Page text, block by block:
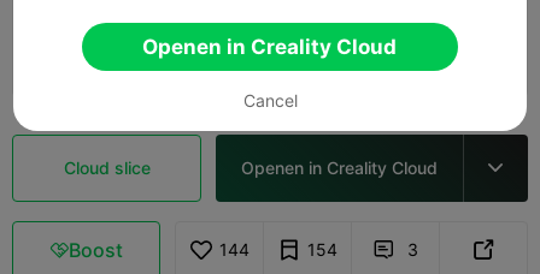
0.2mm layer, 2 walls, 15% infill
 05h 22m  1 plates  254.24g
Cloud slice Openen in Creality Cloud 
Boost 144 154  3 
Openen in Creality Cloud
Cancel